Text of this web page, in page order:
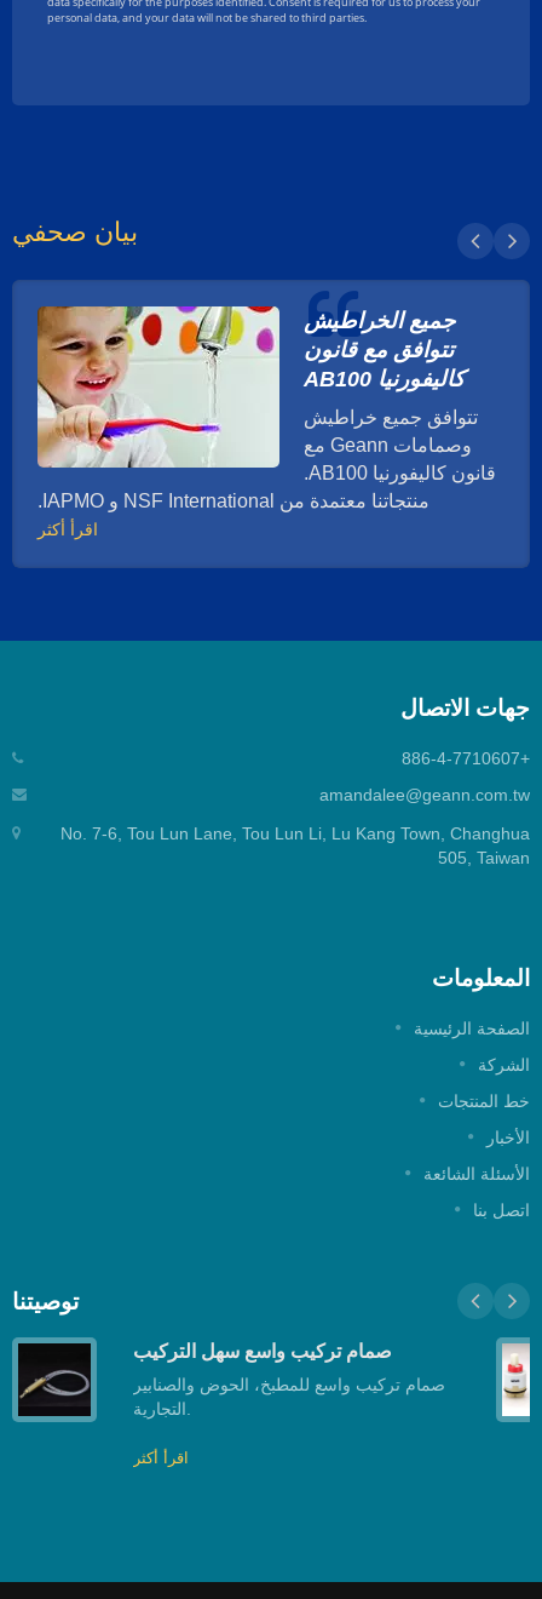
بيان صحفي
جميع الخراطيش
تتوافق مع قانون
كاليفورنيا AB100
تتوافق جميع خراطيش
وصمامات Geann مع
قانون كاليفورنيا AB100.
منتجاتنا معتمدة من NSF International و IAPMO.
اقرأ أكثر
جهات الاتصال
+886-4-7710607
amandalee@geann.com.tw
No. 7-6, Tou Lun Lane, Tou Lun Li, Lu Kang Town, Changhua
505, Taiwan
المعلومات
الصفحة الرئيسية
الشركة
خط المنتجات
الأخبار
الأسئلة الشائعة
اتصل بنا
توصيتنا
صمام تركيب واسع سهل التركيب
صمام تركيب واسع للمطبخ، الحوض والصنابير
اقرأ أكثر